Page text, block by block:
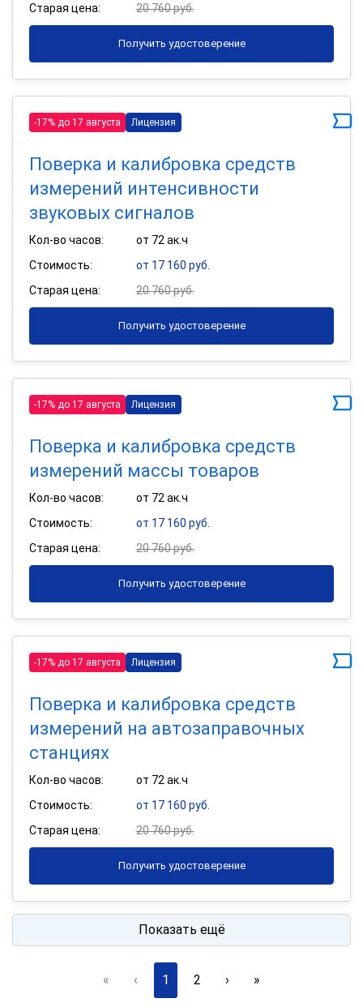
Старая цена: 20 760 руб.
Получить удостоверение
-17% до 17 августа Лицензия
Поверка и калибровка средств
измерений интенсивности
звуковых сигналов
Кол-во часов:
от 72 ак.ч
Стоимость:
от 17 160 руб.
Старая цена:
20 760 руб.
Получить удостоверение
-17% до 17 августа Лицензия
Поверка и калибровка средств
измерений массы товаров
Кол-во часов:
от 72 ак.ч
Стоимость:
от 17 160 руб.
Старая цена:
20 760 руб.
Получить удостоверение
-17% до 17 августа Лицензия
Поверка и калибровка средств
измерений на автозаправочных
станциях
Кол-во часов:
от 72 ак.ч
Стоимость:
от 17 160 руб.
Старая цена:
20 760 руб.
Получить удостоверение
Показать ещё
« ‹ 1 2 › »